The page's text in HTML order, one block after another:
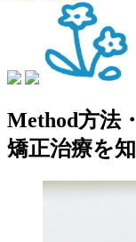
Method方法
矯正治療を